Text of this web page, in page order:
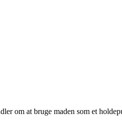
om at bruge maden som et